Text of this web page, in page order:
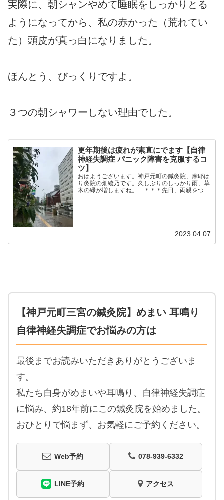
実際に、朝シャンやめて睡眠をしっかりとる
ようになってから、私の赤かった（荒れてい
た）頭皮が真っ白になりました。
ほんとう、びっくりですよ。
３つの朝シャワーしない理由でした。
更年期後は疲れが素直にでます【自律
神経失調症 パニック障害を克服するコ
ツ】
おはようございます。神戸元町の鍼灸院、摩耶は
り灸院の畑綾乃です。久しぶりのしっかり雨、草
木の緑が増しますね。 ＊＊＊先日、両親をつれ
2023.04.07
【神戸元町三宮の鍼灸院】めまい 耳鳴り
自律神経失調症でお悩みの方は
最後までお読みいただきありがとうございま
す。
私たち自身がめまいや耳鳴り、自律神経失調症
に悩み、約18年前にこの鍼灸院を始めました。
おひとりで悩まず、お気軽にご予約ください。
Web予約 078-939-6332
LINE予約 アクセス